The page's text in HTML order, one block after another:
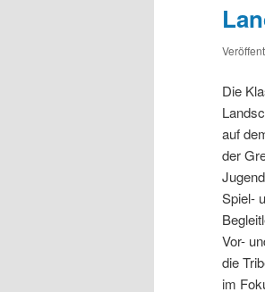
Die
auf
der
Spiel-
Vor-
die
im